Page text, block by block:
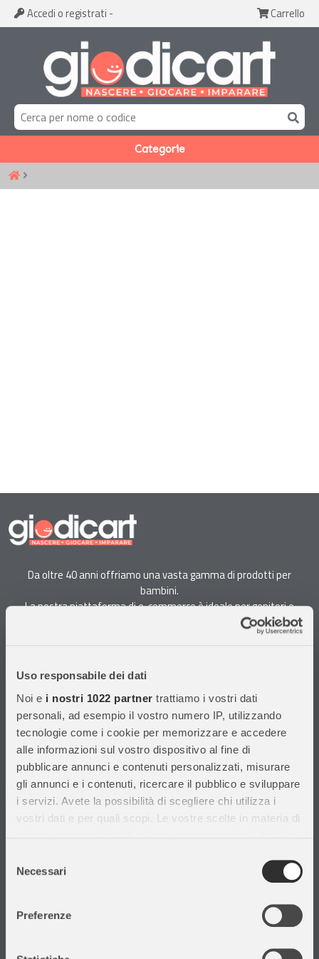
Uso responsabile dei dati
Noi e i nostri 1022 partner trattiamo i vostri dati
personali, ad esempio il vostro numero IP, utilizzando
tecnologie come i cookie per memorizzare e accedere
alle informazioni sul vostro dispositivo al fine di
pubblicare annunci e contenuti personalizzati, misurare
gli annunci e i contenuti, ricercare il pubblico e sviluppare
i servizi. Avete la possibilità di scegliere chi utilizza i
vostri dati e per quali scopi. Le vostre scelte in materia di
modificare o revocare il proprio consenso in qualsiasi
momento dalla Dichiarazione sui cookie o facendo clic
delNecessari
Preferenze
Accedi o registrati - Carrello
Categorie
Da oltre 40 anni offriamo una vasta gamma di prodotti per
bambini.
La nostra piattaforma di e-commerce è ideale per genitori e
specialisti alla ricerca di giocattoli, articoli per l'infanzia, cancelleria e
soddisfare le esigenze dei clienti.
Informazioni
Assistenza Clienti
Chi siamo
Privacy Policy
Cataloghi
Volantini